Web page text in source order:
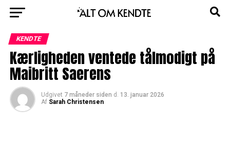
KENDTE
Kærligheden ventede tålmodigt på
Maibritt Saerens
Udgivet 7 måneder siden d. 13. januar 2026
Af Sarah Christensen